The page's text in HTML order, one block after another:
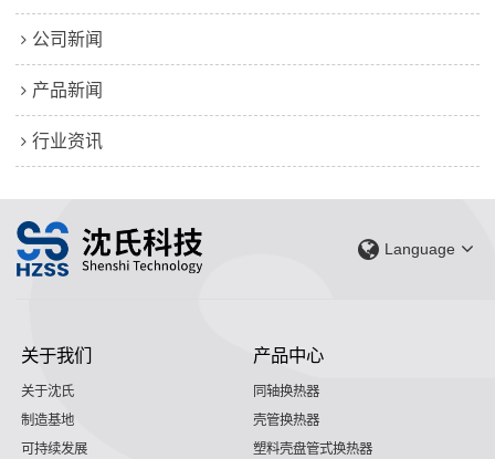
公司新闻
产品新闻
行业资讯
Language
关于我们
关于沈氏
制造基地
可持续发展
产品中心
同轴换热器
壳管换热器
塑料壳盘管式换热器